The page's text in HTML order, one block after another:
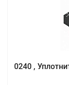
0240 ,